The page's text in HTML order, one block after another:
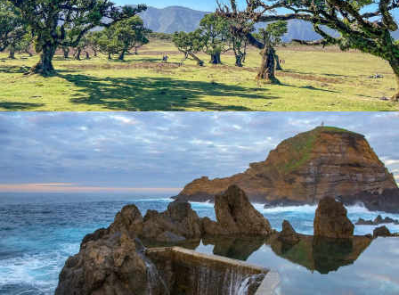
En la pintoresca ciudad de Porto Moniz, los amantes y
entusiastas del vino también podrán disfrutan de una
experiencia única y encantadora con dos variedades de uva
populares en esta región:SercialyVerdelho.
ElSercial, conocido localmente como "Esgano Cão" en
Portugal, hace honor a su reputación por sus
características pálidas y secas. Es la más pálida de las
variedades clásicas de Madeira, los vinos Sercial son
célebres por su alta acidez. Estos vinos secos y de cuerpo
ligero exhiben una frescura excepcional y presentan
aromas intensos y vibrantes. Con el paso del tiempo, el
color de Sercial se profundizó hasta alcanzar un rico tono
ámbar. Los viñedos de Porto Moniz, que ocupan más de 25
hectáreas, están estratégicamente plantados en la costa